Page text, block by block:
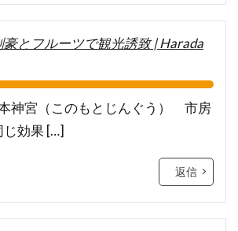
とフルーツで観光誘致 | Harada
神宮（このもとじんぐう） 市房
じ効果 […]
返信